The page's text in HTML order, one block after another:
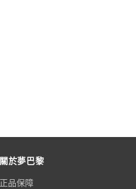
關於夢巴黎
正品保障